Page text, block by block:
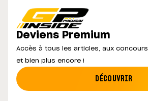
Deviens Premium
Accès à tous les articles, aux concours
et bien plus encore !
DÉCOUVRIR